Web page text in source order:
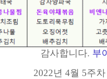
감사합니다. 부
2022년 4월 5주